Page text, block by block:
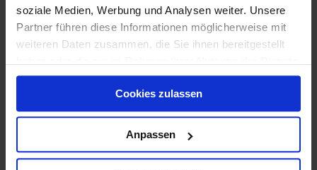
soziale Medien, Werbung und Analysen weiter. Unsere
Partner führen diese Informationen möglicherweise mit
weiteren Daten zusammen, die Sie ihnen bereitgestellt
gesammelt haben.
Cookies zulassen
Anpassen